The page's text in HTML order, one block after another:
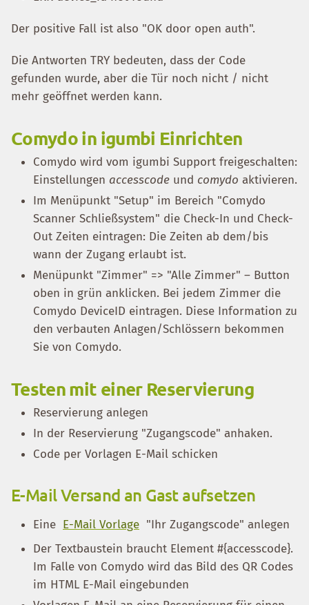
Der positive Fall ist also "OK door open auth".
Die Antworten TRY bedeuten, dass der Code
gefunden wurde, aber die Tür noch nicht / nicht
mehr geöffnet werden kann.
Comydo in igumbi Einrichten
Comydo wird vom igumbi Support freigeschalten:
Einstellungen accesscode und comydo aktivieren.
Im Menüpunkt "Setup" im Bereich "Comydo
Scanner Schließsystem" die Check-In und Check-
Out Zeiten eintragen: Die Zeiten ab dem/bis
wann der Zugang erlaubt ist.
Menüpunkt "Zimmer" => "Alle Zimmer" – Button
oben in grün anklicken. Bei jedem Zimmer die
Comydo DeviceID eintragen. Diese Information zu
den verbauten Anlagen/Schlössern bekommen
Sie von Comydo.
Testen mit einer Reservierung
Reservierung anlegen
In der Reservierung "Zugangscode" anhaken.
Code per Vorlagen E-Mail schicken
E-Mail Versand an Gast aufsetzen
Eine E-Mail Vorlage "Ihr Zugangscode" anlegen
Der Textbaustein braucht Element #{accesscode}.
Im Falle von Comydo wird das Bild des QR Codes
im HTML E-Mail eingebunden